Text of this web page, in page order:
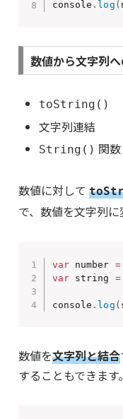
console . log (
数値から文字列
toString()
文字列連結
String() 関数
数値に対して
で、数値を文字列に
var number =
var string =
console . log (
数値を文字列と結合
することもできます